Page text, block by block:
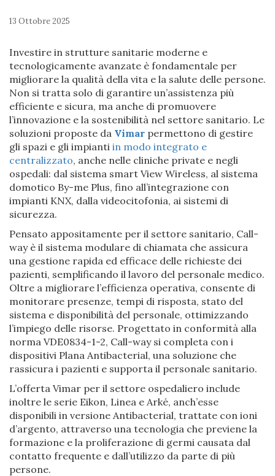
13 Ottobre 2025
Investire in strutture sanitarie moderne e
tecnologicamente avanzate è fondamentale per
migliorare la qualità della vita e la salute delle persone.
Non si tratta solo di garantire un’assistenza più
efficiente e sicura, ma anche di promuovere
l’innovazione e la sostenibilità nel settore sanitario. Le
soluzioni proposte da Vimar permettono di gestire
gli spazi e gli impianti in modo integrato e
centralizzato, anche nelle cliniche private e negli
ospedali: dal sistema smart View Wireless, al sistema
domotico By-me Plus, fino all’integrazione con
impianti KNX, dalla videocitofonia, ai sistemi di
sicurezza.
Pensato appositamente per il settore sanitario, Call-
way è il sistema modulare di chiamata che assicura
una gestione rapida ed efficace delle richieste dei
pazienti, semplificando il lavoro del personale medico.
Oltre a migliorare l’efficienza operativa, consente di
monitorare presenze, tempi di risposta, stato del
sistema e disponibilità del personale, ottimizzando
l’impiego delle risorse. Progettato in conformità alla
norma VDE0834-1-2, Call-way si completa con i
dispositivi Plana Antibacterial, una soluzione che
rassicura i pazienti e supporta il personale sanitario.
L’offerta Vimar per il settore ospedaliero include
inoltre le serie Eikon, Linea e Arké, anch’esse
disponibili in versione Antibacterial, trattate con ioni
d’argento, attraverso una tecnologia che previene la
formazione e la proliferazione di germi causata dal
contatto frequente e dall’utilizzo da parte di più
persone.